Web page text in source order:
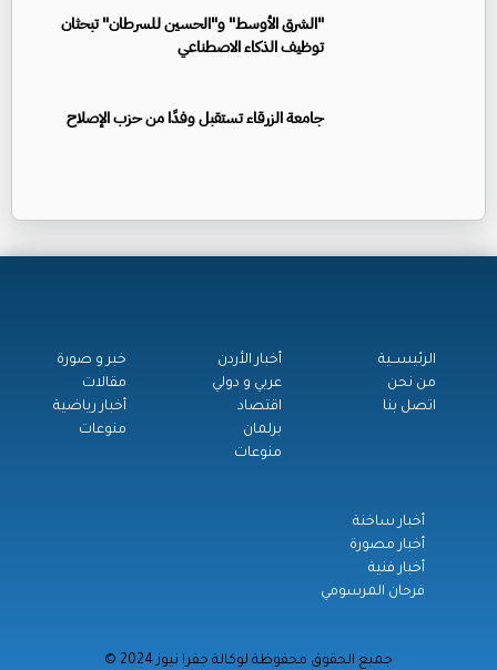
"الشرق الأوسط" و"الحسين للسرطان" تبحثان
توظيف الذكاء الاصطناعي
جامعة الزرقاء تستقبل وفدًا من حزب الإصلاح
الرئيســية
من نحن
اتصل بنا
أخبار الأردن
عربي و دولي
اقتصاد
برلمان
منوعات
خبر و صورة
مقالات
أخبار رياضية
منوعات
أخبار ساخنة
أخبار مصورة
أخبار فنية
فرحان المرسومي
© جميع الحقوق محفوظة لوكالة جفرا نيوز 2024